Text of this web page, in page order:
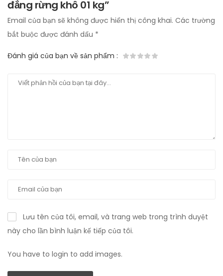
đắng rừng khô 01 kg”
Email của bạn sẽ không được hiển thị công khai. Các trường
bắt buộc được đánh dấu *
Đánh giá của bạn về sản phẩm :
Lưu tên của tôi, email, và trang web trong trình duyệt
này cho lần bình luận kế tiếp của tôi.
You have to login to add images.